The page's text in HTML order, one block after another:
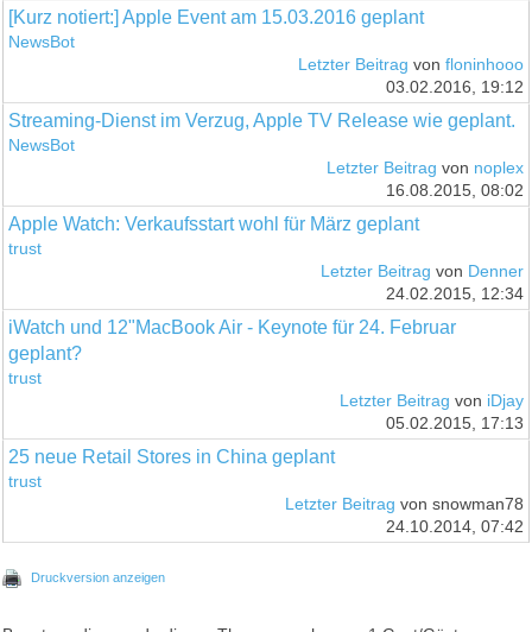
[Kurz notiert:] Apple Event am 15.03.2016 geplant
NewsBot
Letzter Beitrag von floninhooo
03.02.2016, 19:12
Streaming-Dienst im Verzug, Apple TV Release wie geplant.
NewsBot
Letzter Beitrag von noplex
16.08.2015, 08:02
Apple Watch: Verkaufsstart wohl für März geplant
trust
Letzter Beitrag von Denner
24.02.2015, 12:34
iWatch und 12"MacBook Air - Keynote für 24. Februar
geplant?
trust
Letzter Beitrag von iDjay
05.02.2015, 17:13
25 neue Retail Stores in China geplant
trust
Letzter Beitrag von snowman78
24.10.2014, 07:42
Druckversion anzeigen